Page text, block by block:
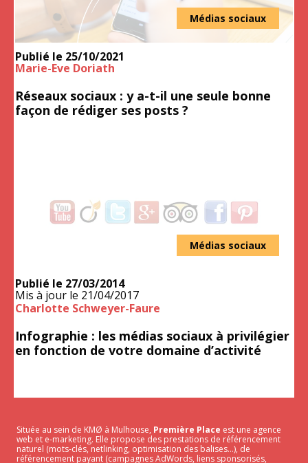
Médias sociaux
Publié le 25/10/2021
Marie-Eve Doriath
Réseaux sociaux : y a-t-il une seule bonne
façon de rédiger ses posts ?
Médias sociaux
Publié le 27/03/2014
Mis à jour le 21/04/2017
Charlotte Schweyer-Faure
Infographie : les médias sociaux à privilégier
en fonction de votre domaine d’activité
Située au sein de KMØ à Mulhouse, Première Place est une agence
web et e-marketing. Elle propose des prestations de référencement
naturel (mots-clés, netlinking, optimisation des balises…), de
référencement payant (campagnes AdWords, liens sponsorisés,